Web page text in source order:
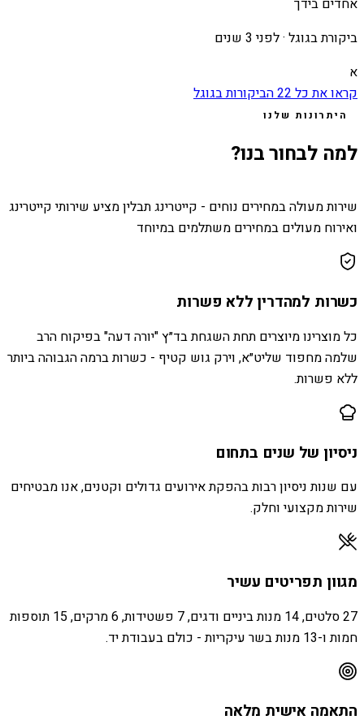
ביקורת בגוגל ·לפני 3 שנים
א
קראו את כל 22הביקורות בגוגל
היתרונות שלנו
למה לבחור בנו?
שירות מעולה במחירים נוחים - קייטרינג תבלין מציע שירותי קייטרינג
ואירוח מעולים במחירים משתלמים במיוחד
כשרות למהדרין ללא פשרות
כל מוצרינו מיוצרים תחת השגחת בד״ץ "יורה דעה" בפיקוח הרב
שלמה מחפוד שליט״א, וירק גוש קטיף - כשרות ברמה הגבוהה ביותר
ללא פשרות.
ניסיון של שנים בתחום
עם שנות ניסיון רבות בהפקת אירועים גדולים וקטנים, אנו מבטיחים
שירות מקצועי וחלק.
מגוון תפריטים עשיר
27 סלטים, 14 מנות ביניים ודגים, 7 פשטידות, 6 מרקים, 15 תוספות
חמות ו-13 מנות בשר עיקריות - כולם בעבודת יד.
התאמה אישית מלאה